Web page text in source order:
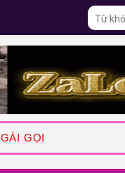
GÁI GỌI